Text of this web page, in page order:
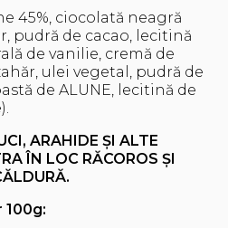
45%, ciocolată neagră
pudră de cacao, lecitină
de vanilie, cremă de
ulei vegetal, pudră de
de ALUNE, lecitină de
ARAHIDE ȘI ALTE
ÎN LOC RĂCOROS ȘI